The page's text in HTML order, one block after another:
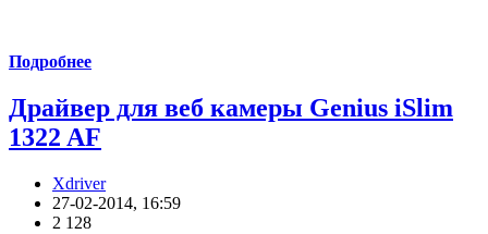
Подробнее
Драйвер для веб камеры Genius iSlim
1322 AF
Xdriver
27-02-2014, 16:59
2 128